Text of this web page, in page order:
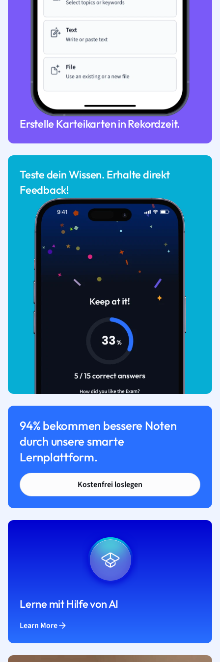
Erstelle Karteikarten in Rekordzeit.
Teste dein Wissen. Erhalte direkt
Feedback!
94% bekommen bessere Noten
durch unsere smarte
Lernplattform.
Kostenfrei loslegen
Lerne mit Hilfe von AI
Learn More